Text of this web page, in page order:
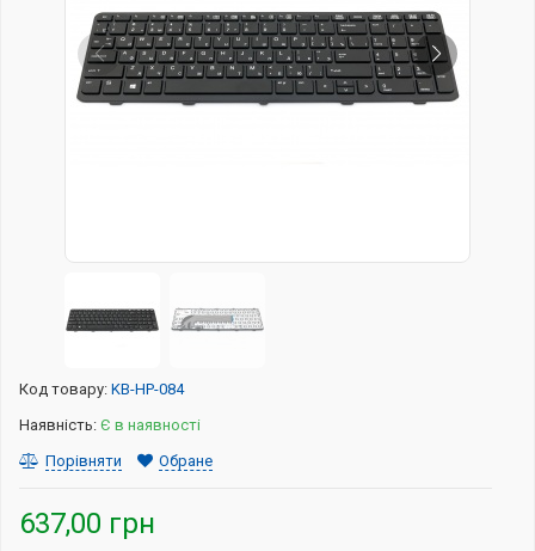
Код товару: KB-HP-084
Наявність: Є в наявності
Порівняти
Обране
637,00 грн